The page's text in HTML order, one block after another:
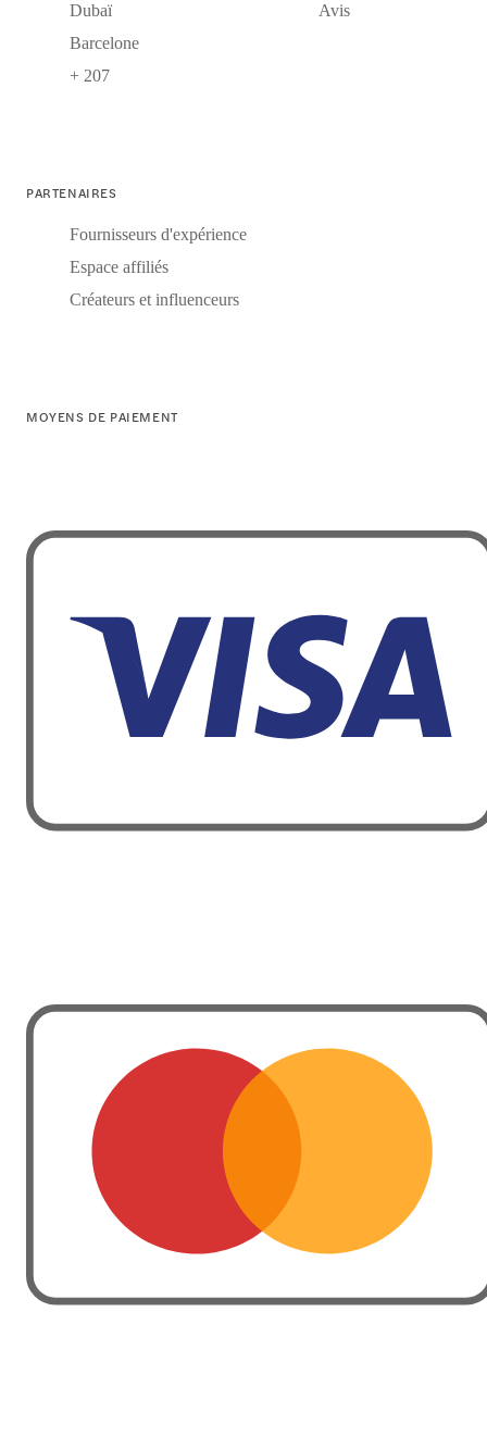
Dubaï
Barcelone
+ 207
Avis
PARTENAIRES
Fournisseurs d'expérience
Espace affiliés
Créateurs et influenceurs
MOYENS DE PAIEMENT